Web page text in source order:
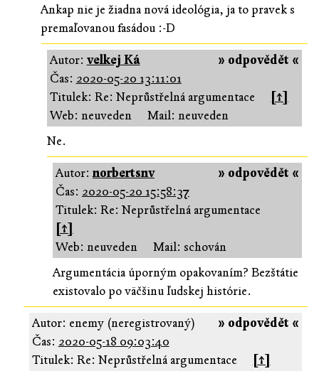
Ankap nie je žiadna nová ideológia, ja to pravek s
premaľovanou fasádou :-D
» odpovědět «
Autor: velkej Ká
Čas: 2020-05-20 13:11:01
Titulek: Re: Neprůstřelná argumentace
[↑]
Web: neuveden
Mail: neuveden
Ne.
» odpovědět «
Autor:norbertsnv
Čas: 2020-05-20 15:58:37
Titulek: Re: Neprůstřelná argumentace
[↑]
Web: neuveden
Mail: schován
Argumentácia úporným opakovaním? Bezštátie
existovalo po väčšinu ľudskej histórie.
» odpovědět «
Autor: enemy (neregistrovaný)
Čas: 2020-05-18 09:03:40
Titulek: Re: Neprůstřelná argumentace
[↑]